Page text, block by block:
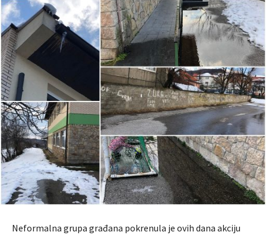
Neformalna grupa građana pokrenula je ovih dana akciju